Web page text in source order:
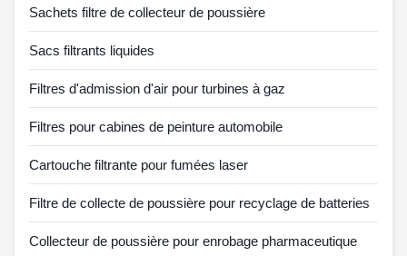
Sachets filtre de collecteur de poussière
Sacs filtrants liquides
Filtres d'admission d'air pour turbines à gaz
Filtres pour cabines de peinture automobile
Cartouche filtrante pour fumées laser
Filtre de collecte de poussière pour recyclage de batteries
Collecteur de poussière pour enrobage pharmaceutique